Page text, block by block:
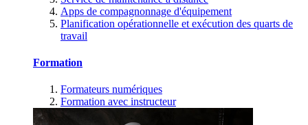
Apps de compagnonnage d'équipement
Planification opérationnelle et exécution des quarts de
travail
Formation
Formateurs numériques
Formation avec instructeur